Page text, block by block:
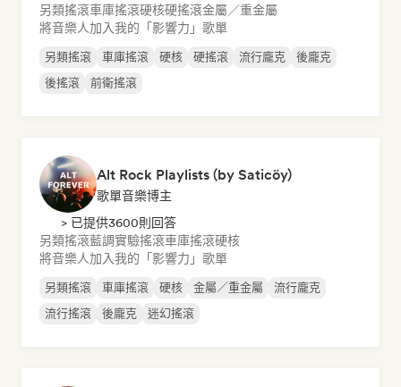
另類搖滾車庫搖滾硬核硬搖滾金屬／重金屬
將音樂人加入我的「影響力」歌單
另類搖滾 車庫搖滾 硬核 硬搖滾 流行龐克
後龐克
後搖滾
前衛搖滾
Alt Rock Playlists (by Saticöy)
歌單音樂博主
> 已提供3600則回答
另類搖滾藍調實驗搖滾車庫搖滾硬核
將音樂人加入我的「影響力」歌單
另類搖滾 車庫搖滾 硬核 金屬／重金屬
流行龐克
流行搖滾
後龐克 迷幻搖滾